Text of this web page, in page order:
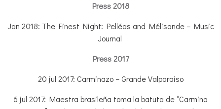
Press 2018
Jan 2018: The Finest Night: Pelléas and Mélisande – Music
Journal
Press 2017
20 jul 2017: Carminazo – Grande Valparaiso
6 jul 2017: Maestra brasileña toma la batuta de “Carmina